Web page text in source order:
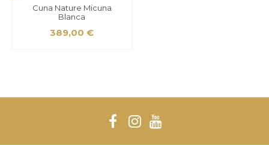
Cuna Nature Micuna
Blanca
389,00 €